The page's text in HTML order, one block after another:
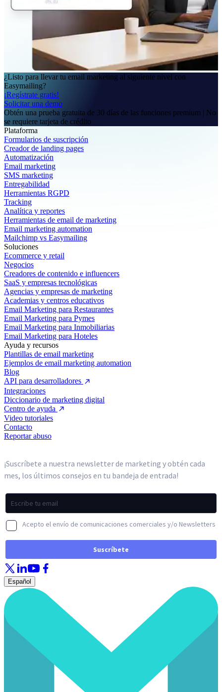
¿Listo para llevar tu email marketing al siguiente nivel con
Easymailing?
¡Regístrate gratis!
Solicitar una demo
Obtén una prueba gratuita de 30 días de las funciones premium | No
se requiere tarjeta de crédito
Plataforma
Formularios de suscripción
Creador de landing pages
Automatización
Email marketing
SMS marketing
Entregabilidad
Herramientas RGPD
Tracking
Analítica y reportes
Herramientas de email de marketing
Email marketing automation
Mailchimp vs Easymailing
Soluciones
Ecommerce y retail
Negocios
Creadores de contenido e influencers
SaaS y empresas tecnológicas
Agencias y empresas de marketing
Academias y centros educativos
Email Marketing para Restaurantes
Email Marketing para Pymes
Email Marketing para Inmobiliarias
Email Marketing para Hoteles
Ayuda y recursos
Plantillas de email marketing
Ejemplos de email marketing automation
Blog
API para desarrolladores
Integraciones
Diccionario de marketing digital
Centro de ayuda
Video tutoriales
Contacto
Reportar abuso
Español